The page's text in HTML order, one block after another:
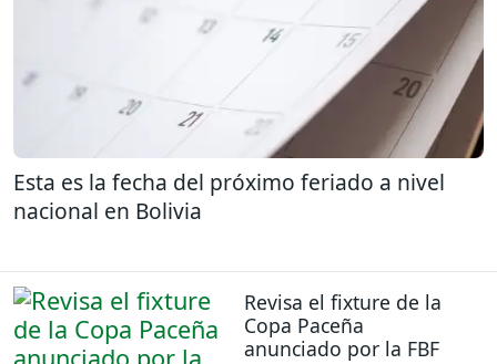
Esta es la fecha del próximo feriado a nivel
nacional en Bolivia
Revisa el fixture de la
Copa Paceña
anunciado por la FBF